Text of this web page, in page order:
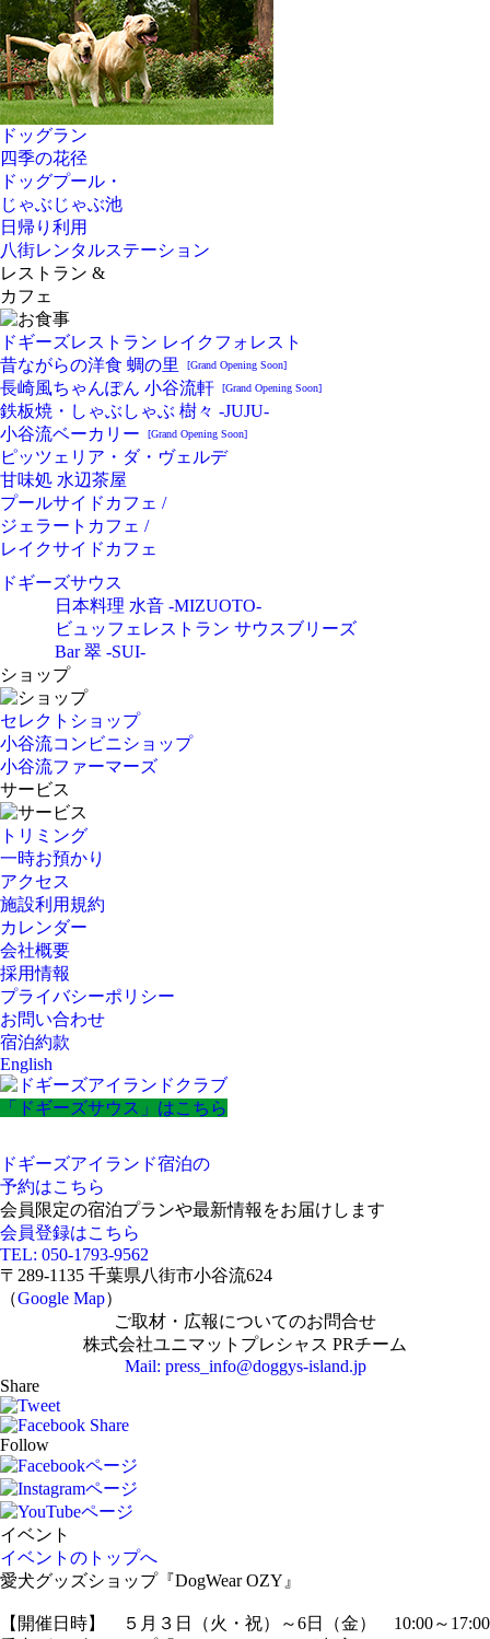
ドッグラン
四季の花径
ドッグプール・
じゃぶじゃぶ池
日帰り利用
八街レンタルステーション
レストラン &
カフェ
ドギーズレストラン レイクフォレスト
昔ながらの洋食 蜩の里
[Grand Opening Soon]
長崎風ちゃんぽん 小谷流軒 [Grand Opening Soon]
鉄板焼・しゃぶしゃぶ 樹々 -JUJU-
小谷流ベーカリー
[Grand Opening Soon]
ピッツェリア・ダ・ヴェルデ
甘味処 水辺茶屋
プールサイドカフェ /
ジェラートカフェ /
レイクサイドカフェ
ドギーズサウス
日本料理 水音 -MIZUOTO-
ビュッフェレストラン サウスブリーズ
Bar 翠 -SUI-
ショップ
セレクトショップ
小谷流コンビニショップ
小谷流ファーマーズ
サービス
トリミング
一時お預かり
アクセス
施設利用規約
カレンダー
会社概要
採用情報
プライバシーポリシー
お問い合わせ
宿泊約款
English
「ドギーズサウス」はこちら
ドギーズアイランド宿泊の
予約はこちら
会員限定の宿泊プランや最新情報をお届けします
会員登録はこちら
TEL: 050-1793-9562
〒289-1135 千葉県八街市小谷流624
（Google Map）
ご取材・広報についてのお問合せ
株式会社ユニマットプレシャス PRチーム
Mail: press_info@doggys-island.jp
Share
Follow
イベント
イベントのトップへ
愛犬グッズショップ『DogWear OZY』
【開催日時】 ５月３日（火・祝）～6日（金） 10:00～17:00